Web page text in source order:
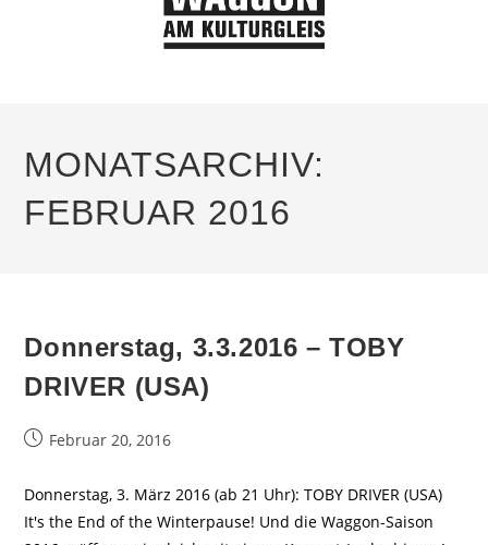
MONATSARCHIV:
FEBRUAR 2016
Donnerstag, 3.3.2016 – TOBY
DRIVER (USA)
BeitragFebruar 20, 2016
Donnerstag, 3. März 2016 (ab 21 Uhr): TOBY DRIVER (USA)
It's the End of the Winterpause! Und die Waggon-Saison